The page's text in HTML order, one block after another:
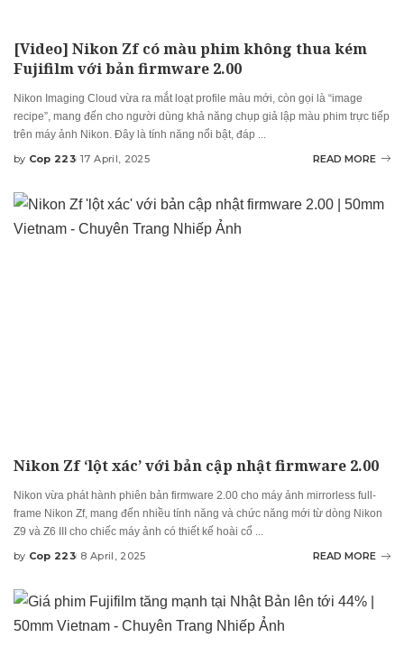
[Video] Nikon Zf có màu phim không thua kém
Fujifilm với bản firmware 2.00
Nikon Imaging Cloud vừa ra mắt loạt profile màu mới, còn gọi là “image
recipe”, mang đến cho người dùng khả năng chụp giả lập màu phim trực tiếp
trên máy ảnh Nikon. Đây là tính năng nổi bật, đáp
Posted
by Cop 223 17 April, 2025 READ MORE
Nikon Zf ‘lột xác’ với bản cập nhật firmware 2.00
Nikon vừa phát hành phiên bản firmware 2.00 cho máy ảnh mirrorless full-
frame Nikon Zf, mang đến nhiều tính năng và chức năng mới từ dòng Nikon
Z9 và Z6 III cho chiếc máy ảnh có thiết kế hoài cổ ...
Posted
by Cop 223 8 April, 2025 READ MORE